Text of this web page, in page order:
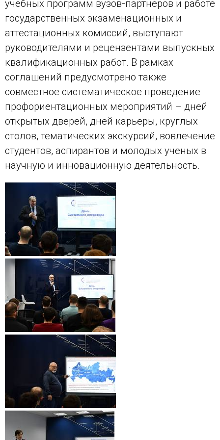
учебных программ вузов-партнеров и работе
государственных экзаменационных и
аттестационных комиссий, выступают
руководителями и рецензентами выпускных
квалификационных работ. В рамках
соглашений предусмотрено также
совместное систематическое проведение
профориентационных мероприятий – дней
открытых дверей, дней карьеры, круглых
столов, тематических экскурсий, вовлечение
студентов, аспирантов и молодых ученых в
научную и инновационную деятельность.